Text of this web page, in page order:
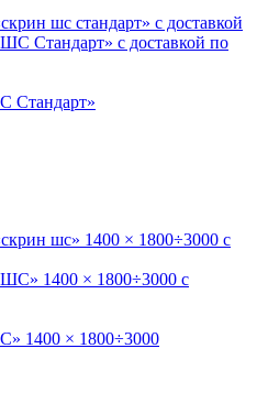
Стандарт»
1400 × 1800÷3000